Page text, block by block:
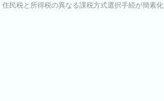
住民税と所得税の異なる課税方式選択手続が簡素化